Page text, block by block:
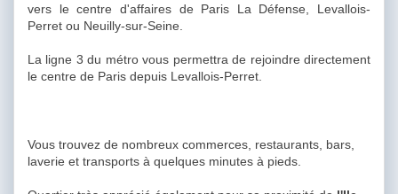
vers le centre d'affaires de Paris La Défense, Levallois-
Perret ou Neuilly-sur-Seine.
La ligne 3 du métro vous permettra de rejoindre directement
le centre de Paris depuis Levallois-Perret.
Vous trouvez de nombreux commerces, restaurants, bars,
laverie et transports à quelques minutes à pieds.